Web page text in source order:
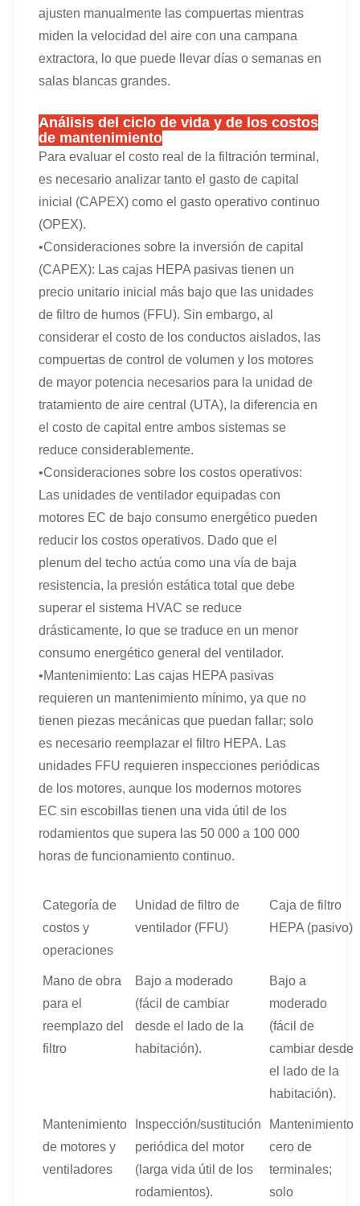
ajusten manualmente las compuertas mientras
miden la velocidad del aire con una campana
extractora, lo que puede llevar días o semanas en
salas blancas grandes.
Análisis del ciclo de vida y de los costos
de mantenimiento
Para evaluar el costo real de la filtración terminal,
es necesario analizar tanto el gasto de capital
inicial (CAPEX) como el gasto operativo continuo
(OPEX).
•Consideraciones sobre la inversión de capital
(CAPEX): Las cajas HEPA pasivas tienen un
precio unitario inicial más bajo que las unidades
de filtro de humos (FFU). Sin embargo, al
considerar el costo de los conductos aislados, las
compuertas de control de volumen y los motores
de mayor potencia necesarios para la unidad de
tratamiento de aire central (UTA), la diferencia en
el costo de capital entre ambos sistemas se
reduce considerablemente.
•Consideraciones sobre los costos operativos:
Las unidades de ventilador equipadas con
motores EC de bajo consumo energético pueden
reducir los costos operativos. Dado que el
plenum del techo actúa como una vía de baja
resistencia, la presión estática total que debe
superar el sistema HVAC se reduce
drásticamente, lo que se traduce en un menor
consumo energético general del ventilador.
•Mantenimiento: Las cajas HEPA pasivas
requieren un mantenimiento mínimo, ya que no
tienen piezas mecánicas que puedan fallar; solo
es necesario reemplazar el filtro HEPA. Las
unidades FFU requieren inspecciones periódicas
de los motores, aunque los modernos motores
EC sin escobillas tienen una vida útil de los
rodamientos que supera las 50 000 a 100 000
horas de funcionamiento continuo.
Categoría de
costos y
operaciones
Unidad de filtro de
ventilador (FFU)
Caja de filtro
HEPA (pasivo)
Mano de obra
para el
reemplazo del
filtro
Bajo a moderado
(fácil de cambiar
desde el lado de la
habitación).
Bajo a
moderado
(fácil de
cambiar desde
el lado de la
habitación).
Mantenimiento
de motores y
ventiladores
Inspección/sustitución
periódica del motor
(larga vida útil de los
rodamientos).
Mantenimiento
cero de
terminales;
solo